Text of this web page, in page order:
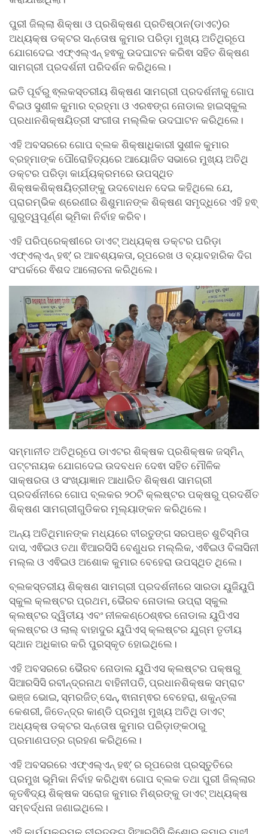
ପୁରୀ ଜିଲ୍ଲା ଶିକ୍ଷା ଓ ପ୍ରଶିକ୍ଷଣ ପ୍ରତିଷ୍ଠାନ(ଡାଏଟ୍)ର
ଅଧ୍ୟକ୍ଷ ଡକ୍ଟର ସନ୍ତୋଷ କୁମାର ପରିଡ଼ା ମୁଖ୍ୟ ଅତିଥିରୂପେ
ଯୋଗଦେଇ ଏଫ୍ଏଲ୍ଏନ୍ ହଵକୁ ଉଦଘାଟନ କରିଵା ସହିତ ଶିକ୍ଷଣ
ସାମଗ୍ରୀ ପ୍ରଦର୍ଶନୀ ପରିଦର୍ଶନ କରିଥିଲେ।
ଇତି ପୂର୍ବରୁ ଵ୍ଲକସ୍ତରୀୟ ଶିକ୍ଷଣ ସାମଗ୍ରୀ ପ୍ରଦର୍ଶନୀକୁ ଗୋପ
ବିଇଓ ସୁଶୀଳ କୁମାର ବ୍ରହ୍ମା ଓ ଏରଵଙ୍ଗ ନୋଡାଲ ହାଇସ୍କୁଲ
ପ୍ରଧାନଶିକ୍ଷୟିତ୍ରୀ ସଂଗୀତା ମଲ୍ଲିକ ଉଦଘାଟନ କରିଥିଲେ।
ଏହି ଅବସରରେ ଗୋପ ବ୍ଲକ ଶିକ୍ଷାଧିକାରୀ ସୁଶୀଳ କୁମାର
ବ୍ରହ୍ମାଙ୍କ ପୌରୋହିତ୍ୟରେ ଆୟୋଜିତ ସଭାରେ ମୁଖ୍ୟ ଅତିଥି
ଡକ୍ଟର ପରିଡ଼ା କାର୍ଯ୍ୟକ୍ରମରେ ଉପସ୍ଥିତ
ଶିକ୍ଷକଶିକ୍ଷୟିତ୍ରୀଙ୍କୁ ଉଦବୋଧନ ଦେଇ କହିଥିଲେ ଯେ,
ପ୍ରାରମ୍ଭିକ ଶ୍ରେଣୀର ଶିଶୁମାନଙ୍କ ଶିକ୍ଷଣ ସମୃଦ୍ଧିରେ ଏହି ହଵ୍
ଗୁରୁତ୍ୱପୂର୍ଣ୍ଣ ଭୂମିକା ନିର୍ବାହ କରିବ।
ଏହି ପରିପ୍ରେକ୍ଷୀରେ ଡାଏଟ୍ ଅଧ୍ୟକ୍ଷ ଡକ୍ଟର ପରିଡ଼ା
ଏଫ୍ଏଲ୍ଏନ୍ ହଵ୍’ ର ଆବଶ୍ୟକତା, ରୂପରେଖ ଓ ବ୍ୟାବହାରିକ ଦିଗ
ସଂପର୍କରେ ଵିଶଦ ଆଲୋଚନା କରିଥିଲେ।
ସମ୍ମାନୀତ ଅତିଥିରୂପେ ଡାଏଟର ଶିକ୍ଷକ ପ୍ରଶିକ୍ଷକ ଜସ୍ମିନ୍
ପଟ୍ଟନାୟକ ଯୋଗଦେଇ ଉଦବଧନ ଦେଵା ସହିତ ମୌଳିକ
ସାକ୍ଷରତା ଓ ସଂଖ୍ୟାଜ୍ଞାନ ଆଧାରିତ ଶିକ୍ଷଣ ସାମଗ୍ରୀ
ପ୍ରଦର୍ଶନୀରେ ଗୋପ ବ୍ଲକର ୨୦ଟି କ୍ଲଷ୍ଟର ପକ୍ଷରୁ ପ୍ରଦର୍ଶିତ
ଶିକ୍ଷଣ ସାମଗ୍ରୀଗୁଡିକର ମୂଲ୍ୟାଙ୍କନ କରିଥିଲେ।
ଅନ୍ୟ ଅତିଥିମାନଙ୍କ ମଧ୍ୟରେ ବୀରତୁଙ୍ଗ ସରପଞ୍ଚ ଶୁଚିସ୍ମିତା
ଦାସ, ଏଵିଇଓ ତଥା ଵିଆରସିସି ବେଣୁଧର ମଲ୍ଲିକ, ଏଵିଇଓ ବିଳାସିନୀ
ମଲ୍ଲ ଓ ଏଵିଇଓ ଅଶୋକ କୁମାର ବେହେରା ଉପସ୍ଥିତ ଥିଲେ।
ବ୍ଲକସ୍ତରୀୟ ଶିକ୍ଷଣ ସାମଗ୍ରୀ ପ୍ରଦର୍ଶନୀରେ ସାରଡା ୟୁଜିୟୁପି
ସ୍କୁଲ କ୍ଲଷ୍ଟର ପ୍ରଥମ, ଭୈରବ ନୋଡାଲ ଉପ୍ରା ସ୍କୁଲ
କ୍ଲଷ୍ଟର ଦ୍ୱିତୀୟ ଏବଂ ନୀଳକଣ୍ଠେଶ୍ଵର ନୋଡାଲ ୟୁପିଏସ
କ୍ଲଷ୍ଟର ଓ ଲାଲ୍ ବାହାଦୁର ୟୁପିଏସ୍ କ୍ଲଷ୍ଟର ଯୁଗ୍ମ ତୃତୀୟ
ସ୍ଥାନ ଅଧିକାର କରି ପୁରସ୍କୃତ ହୋଇଥିଲେ।
ଏହି ଅବସରରେ ଭୈରବ ନୋଡାଲ ୟୁପିଏସ କ୍ଲଷ୍ଟର ପକ୍ଷରୁ
ସିଆରସିସି ରବୀନ୍ଦ୍ରନାଥ ବାହିନୀପତି, ପ୍ରଧାନଶିକ୍ଷକ ସମ୍ରାଟ
ଭଞ୍ଜ ଭୋଇ, ସ୍ମରଜିତ୍ ସେନ୍, ଵାନାମ୍ଵର ବେହେରା, ଶକୁନ୍ତଳା
କେଶରୀ, ଜିତେନ୍ଦ୍ର କାଣ୍ଡି ପ୍ରମୁଖ ମୁଖ୍ୟ ଅତିଥି ଡାଏଟ୍
ଅଧ୍ୟକ୍ଷ ଡକ୍ଟର ସନ୍ତୋଷ କୁମାର ପରିଡ଼ାଙ୍କଠାରୁ
ପ୍ରମାଣପତ୍ର ଗ୍ରହଣ କରିଥିଲେ।
ଏହି ଅବସରରେ ଏଫ୍ଏଲ୍ଏନ୍ ହଵ୍’ ର ରୂପରେଖ ପ୍ରସ୍ତୁତିରେ
ପ୍ରମୁଖ ଭୂମିକା ନିର୍ବାହ କରିଥିଵା ଗୋପ ବ୍ଲକ ତଥା ପୁରୀ ଜିଲ୍ଲାର
କୃତଵିଦ୍ୟ ଶିକ୍ଷକ ସରୋଜ କୁମାର ମିଶ୍ରଙ୍କୁ ଡାଏଟ୍ ଅଧ୍ୟକ୍ଷ
ସମ୍ବର୍ଦ୍ଧନା ଜଣାଇଥିଲେ।